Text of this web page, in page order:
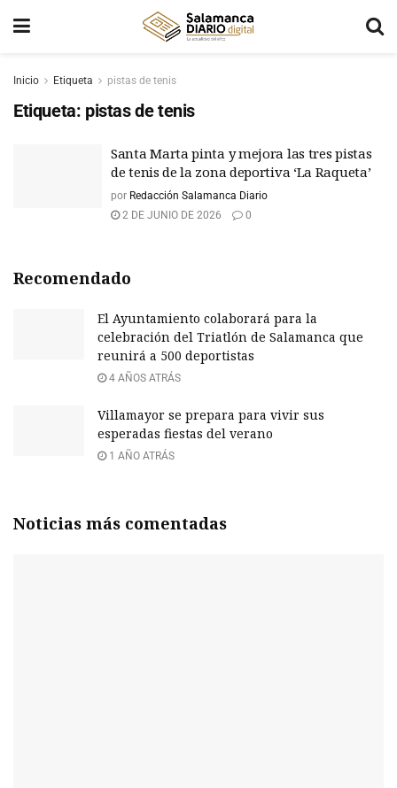
Inicio Etiqueta pistas de tenis
Etiqueta: pistas de tenis
Santa Marta pinta y mejora las tres pistas
de tenis de la zona deportiva ‘La Raqueta’
por Redacción Salamanca Diario
2 DE JUNIO DE 2026
0
Recomendado
El Ayuntamiento colaborará para la
celebración del Triatlón de Salamanca que
reunirá a 500 deportistas
4 AÑOS ATRÁS
Villamayor se prepara para vivir sus
esperadas fiestas del verano
1 AÑO ATRÁS
Noticias más comentadas